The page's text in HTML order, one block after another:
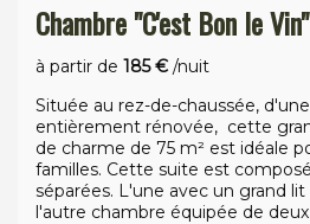
Chambre "C'est Bon le Vin"
à partir de 185 € /nuit
Située au rez-de-chaussée,
entièrement rénovée, cette
de charme de 75 m² est idéale
familles. Cette suite est
séparées. L'une avec un grand
l'autre chambre équipée de deux